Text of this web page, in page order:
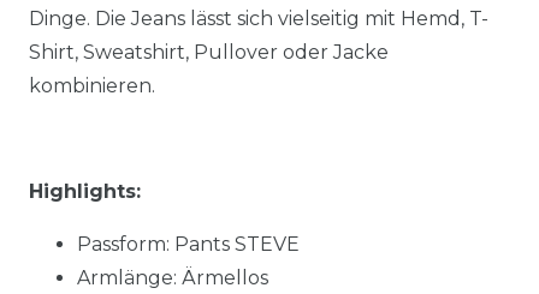
Dinge. Die Jeans lässt sich vielseitig mit Hemd, T-
Shirt, Sweatshirt, Pullover oder Jacke
kombinieren.
Highlights:
Passform: Pants STEVE
Armlänge: Ärmellos